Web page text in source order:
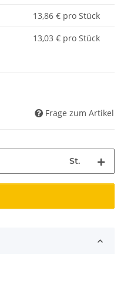
13,86 € pro Stück
13,03 € pro Stück
Frage zum Artikel
St.